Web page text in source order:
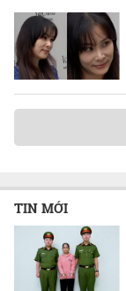
TIN MỚI